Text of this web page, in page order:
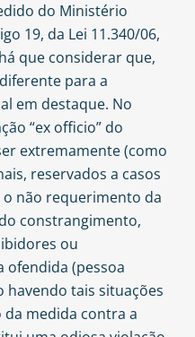
do Ministério
19, da Lei 11.340/06,
que considerar que,
para a
em destaque. No
“ex officio” do
extremamente (como
reservados a casos
não requerimento da
constrangimento,
ou
ofendida (pessoa
havendo tais situações
da medida contra a